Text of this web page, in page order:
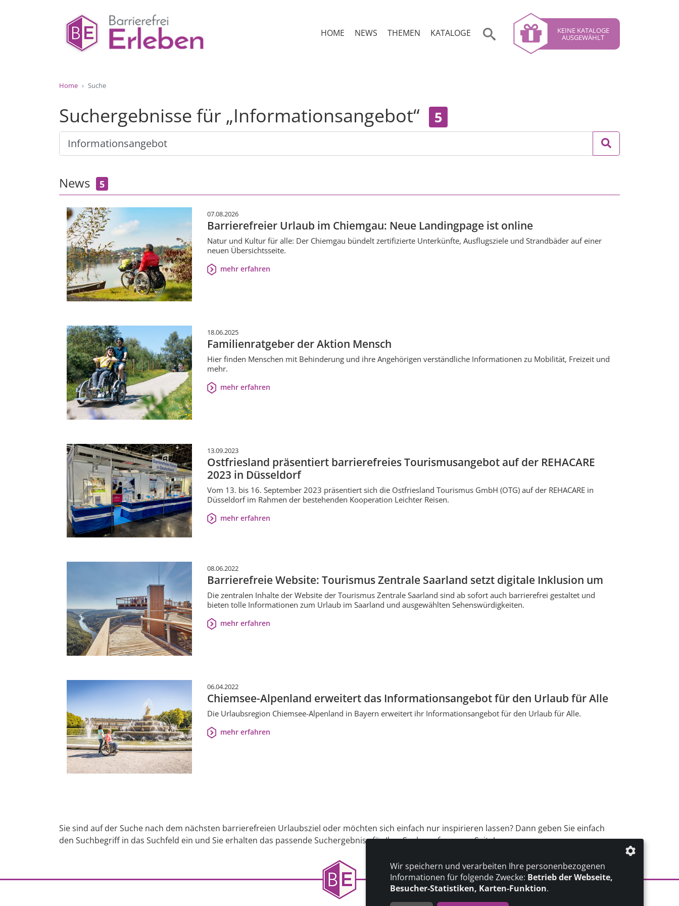
HOME NEWS THEMEN KATALOGE KEINE KATALOGE
AUSGEWÄHLT
Home Suche
Suchergebnisse für „Informationsangebot“ 5
News 5
07.08.2026
Barrierefreier Urlaub im Chiemgau: Neue Landingpage ist online
Natur und Kultur für alle: Der Chiemgau bündelt zertifizierte Unterkünfte, Ausflugsziele und Strandbäder auf einer
neuen Übersichtsseite.
mehr erfahren
18.06.2025
Familienratgeber der Aktion Mensch
Hier finden Menschen mit Behinderung und ihre Angehörigen verständliche Informationen zu Mobilität, Freizeit und
mehr.
mehr erfahren
13.09.2023
Ostfriesland präsentiert barrierefreies Tourismusangebot auf der REHACARE
2023 in Düsseldorf
Vom 13. bis 16. September 2023 präsentiert sich die Ostfriesland Tourismus GmbH (OTG) auf der REHACARE in
Düsseldorf im Rahmen der bestehenden Kooperation Leichter Reisen.
mehr erfahren
08.06.2022
Barrierefreie Website: Tourismus Zentrale Saarland setzt digitale Inklusion um
Die zentralen Inhalte der Website der Tourismus Zentrale Saarland sind ab sofort auch barrierefrei gestaltet und
bieten tolle Informationen zum Urlaub im Saarland und ausgewählten Sehenswürdigkeiten.
mehr erfahren
06.04.2022
Chiemsee-Alpenland erweitert das Informationsangebot für den Urlaub für Alle
Die Urlaubsregion Chiemsee-Alpenland in Bayern erweitert ihr Informationsangebot für den Urlaub für Alle.
mehr erfahren
Sie sind auf der Suche nach dem nächsten barrierefreien Urlaubsziel oder möchten sich einfach nur inspirieren lassen? Dann geben Sie einfach
den Suchbegriff in das Suchfeld ein und Sie erhalten das passende Suchergebniss für Ihre Suche auf unserer Seite!
Wir speichern und verarbeiten Ihre personenbezogenen
Informationen für folgende Zwecke: Betrieb der Webseite,
Besucher-Statistiken, Karten-Funktion.